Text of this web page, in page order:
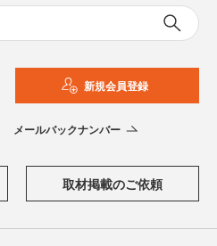
新規会員登録
メールバックナンバー
取材掲載のご依頼